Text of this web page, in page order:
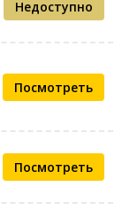
Недоступно
Посмотреть
Посмотреть